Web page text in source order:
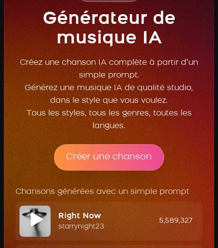
Générateur de
musique IA
Créez une chanson IA complète à partir d’un
simple prompt.
Générez une musique IA de qualité studio,
dans le style que vous voulez.
Tous les styles, tous les genres, toutes les
langues.
Créer une chanson
Chansons générées avec un simple prompt
Right Now
starrynight23
5,589,327